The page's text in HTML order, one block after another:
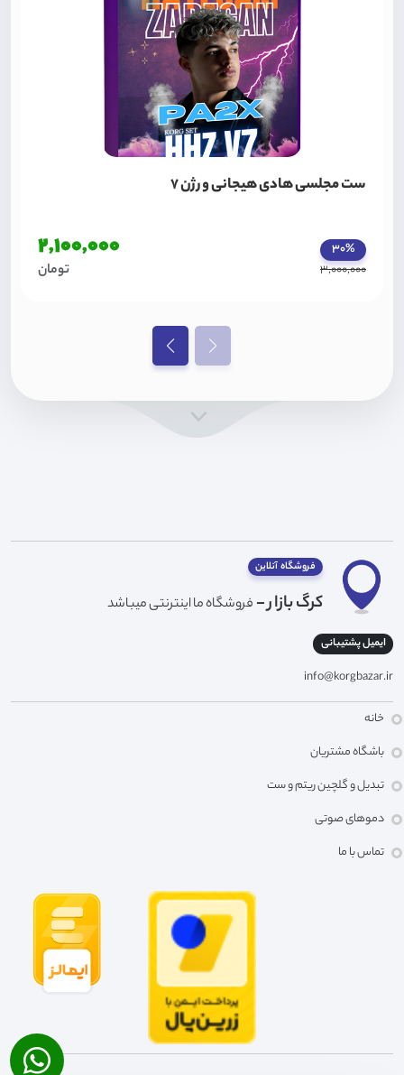
ست مجلسی هادی هیجانی ورژن 7
30%
3,000,000
2,100,000
تومان
فروشگاه آنلاین
کرگ بازار - فروشگاه ما اینترنتی میباشد
ایمیل پشتیبانی
info@korgbazar.ir
خانه
باشگاه مشتریان
تبدیل و گلچین ریتم و ست
دموهای صوتی
تماس با ما